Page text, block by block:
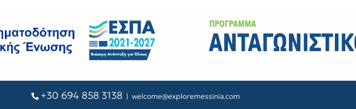
+30 694 858 3138 | welcome@exploremessinia.com